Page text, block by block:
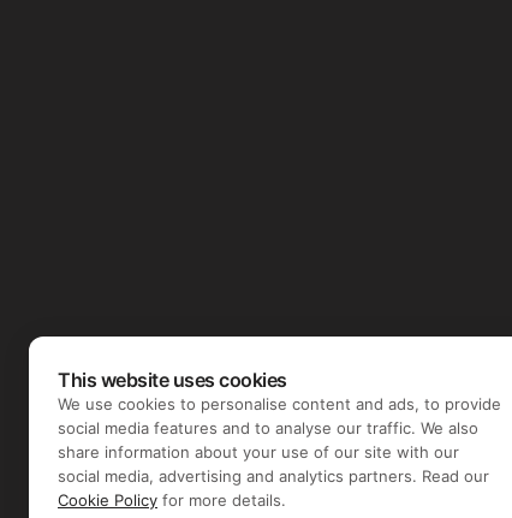
This website uses cookies
We use cookies to personalise content and ads, to provide
social media features and to analyse our traffic. We also
share information about your use of our site with our
social media, advertising and analytics partners. Read our
Cookie Policy for more details.